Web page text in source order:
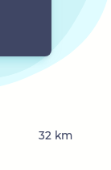
32 km